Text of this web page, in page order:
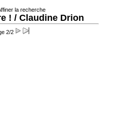
la recherche
! / Claudine Drion
2/2